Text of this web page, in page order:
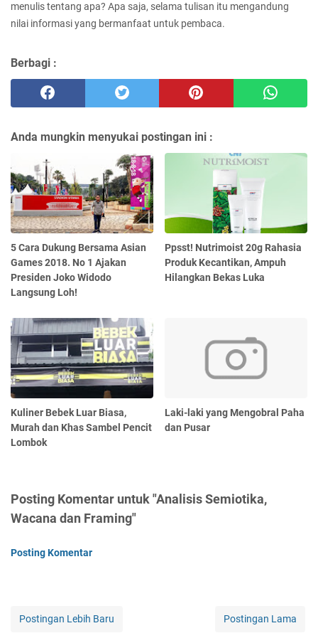
menulis tentang apa? Apa saja, selama tulisan itu mengandung
nilai informasi yang bermanfaat untuk pembaca.
Berbagi :
Anda mungkin menyukai postingan ini :
5 Cara Dukung Bersama Asian
Games 2018. No 1 Ajakan
Presiden Joko Widodo
Langsung Loh!
Ppsst! Nutrimoist 20g Rahasia
Produk Kecantikan, Ampuh
Hilangkan Bekas Luka
Kuliner Bebek Luar Biasa,
Murah dan Khas Sambel Pencit
Lombok
Laki-laki yang Mengobral Paha
dan Pusar
Posting Komentar untuk "Analisis Semiotika,
Wacana dan Framing"
Posting Komentar
Postingan Lebih Baru Postingan Lama